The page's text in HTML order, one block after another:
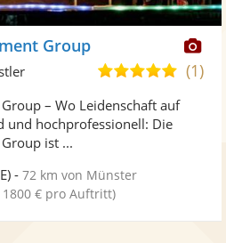
Group
5,0
5
(1)
– Wo Leidenschaft auf
und hochprofessionell: Die
ist ...
-72 km von Münster
1800 € pro Auftritt)